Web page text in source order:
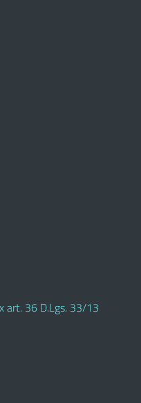
art. 36 D.Lgs. 33/13